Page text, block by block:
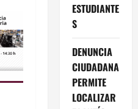
ESTUDIANTE
S
DENUNCIA
CIUDADANA
PERMITE
LOCALIZAR